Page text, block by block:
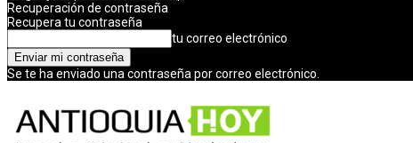
Recuperación de contraseña
Recupera tu contraseña
tu correo electrónico
Se te ha enviado una contraseña por correo electrónico.